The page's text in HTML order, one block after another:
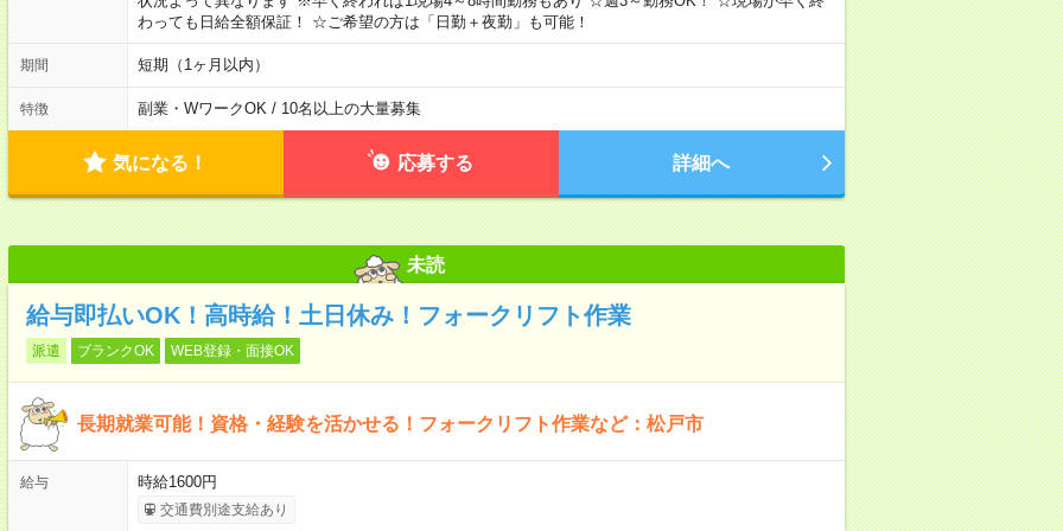
わっても日給全額保証！ ☆ご希望の方は「日勤＋夜勤」も可能！
期間 短期（1ヶ月以内）
特徴 副業・WワークOK / 10名以上の大量募集
気になる！ 応募する 詳細へ
未読
給与即払いOK！高時給！土日休み！フォークリフト作業
派遣 ブランクOK WEB登録・面接OK
長期就業可能！資格・経験を活かせる！フォークリフト作業など：松戸市
給与 時給1600円
交通費別途支給あり